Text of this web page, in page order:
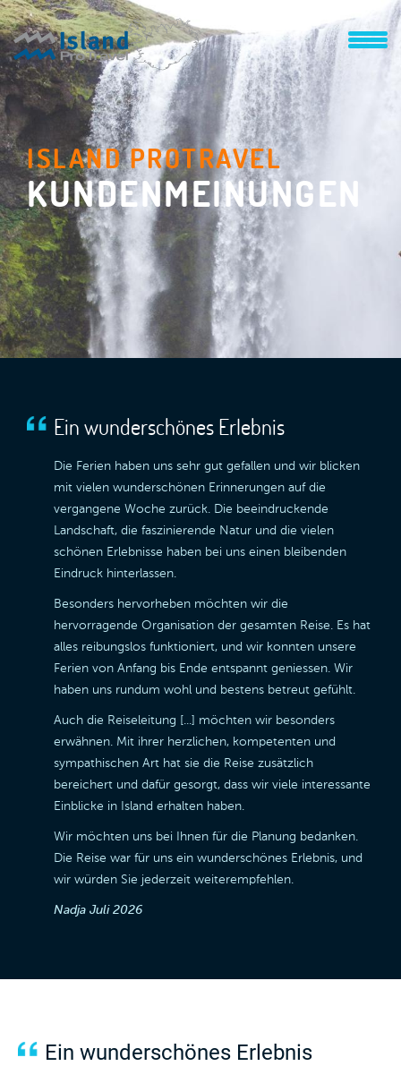
ISLAND PROTRAVEL
KUNDENMEINUNGEN
Ein wunderschönes Erlebnis
Die Ferien haben uns sehr gut gefallen und wir blicken
mit vielen wunderschönen Erinnerungen auf die
vergangene Woche zurück. Die beeindruckende
Landschaft, die faszinierende Natur und die vielen
schönen Erlebnisse haben bei uns einen bleibenden
Eindruck hinterlassen.
Besonders hervorheben möchten wir die
hervorragende Organisation der gesamten Reise. Es hat
alles reibungslos funktioniert, und wir konnten unsere
Ferien von Anfang bis Ende entspannt geniessen. Wir
haben uns rundum wohl und bestens betreut gefühlt.
Auch die Reiseleitung [...] möchten wir besonders
erwähnen. Mit ihrer herzlichen, kompetenten und
sympathischen Art hat sie die Reise zusätzlich
bereichert und dafür gesorgt, dass wir viele interessante
Einblicke in Island erhalten haben.
Wir möchten uns bei Ihnen für die Planung bedanken.
Die Reise war für uns ein wunderschönes Erlebnis, und
wir würden Sie jederzeit weiterempfehlen.
Nadja Juli 2026
Ein wunderschönes Erlebnis